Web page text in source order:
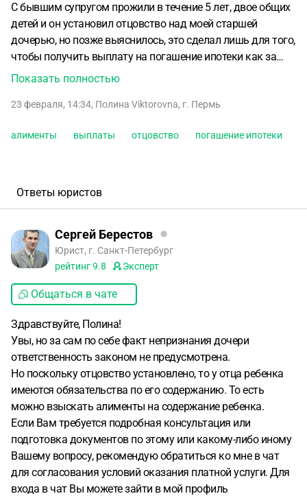
С бывшим супругом прожили в течение 5 лет, двое общих
детей и он установил отцовство над моей старшей
дочерью, но позже выяснилось, это сделал лишь для того,
чтобы получить выплату на погашение ипотеки как за
третьего ребенка а также для получения детских пособий.
неоднократно мне говорит чтобы я убирала его фамилию
обязанностей по отношению к ней не исполняет ,
родного отца. Можно ли привлечь бывшего супруга к
ребенок ему стал не нужен.
Показать полностью
23 февраля, 14:34, Полина Viktorovna, г. Пермь
алименты выплаты отцовство погашение ипотеки
Ответы юристов
Сергей Берестов
Юрист, г. Санкт-Петербург
рейтинг9.8 Эксперт
Общаться в чате
Здравствуйте, Полина!
Увы, но за сам по себе факт непризнания дочери
ответственность законом не предусмотрена.
Но поскольку отцовство установлено, то у отца ребенка
имеются обязательства по его содержанию. То есть
можно взыскать алименты на содержание ребенка.
Если Вам требуется подробная консультация или
подготовка документов по этому или какому-либо иному
Вашему вопросу, рекомендую обратиться ко мне в чат
для согласования условий оказания платной услуги. Для
входа в чат Вы можете зайти в мой профиль